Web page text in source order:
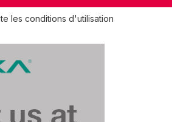
les conditions d'utilisation